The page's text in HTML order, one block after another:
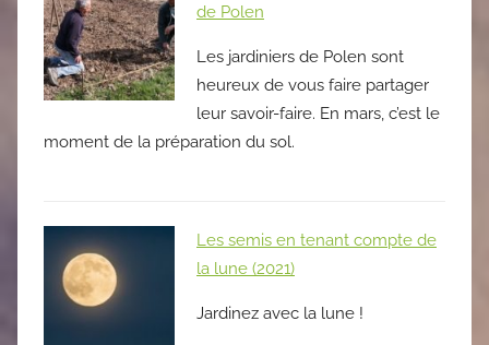
de Polen
Les jardiniers de Polen sont
heureux de vous faire partager
leur savoir-faire. En mars, c’est le
moment de la préparation du sol.
Les semis en tenant compte de
la lune (2021)
Jardinez avec la lune !